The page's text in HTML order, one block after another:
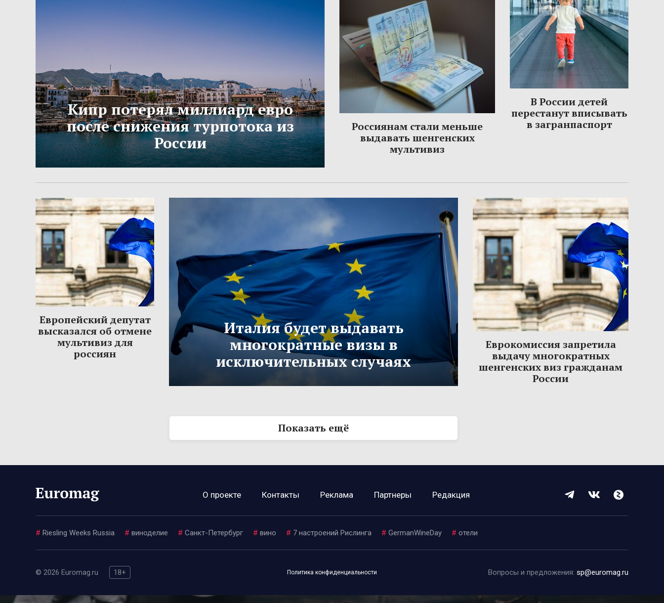
Кипр потерял миллиард евро
после снижения турпотока из
России
Россиянам стали меньше
выдавать шенгенских
мультивиз
В России детей
перестанут вписывать
в загранпаспорт
Европейский депутат
высказался об отмене
мультивиз для
россиян
Италия будет выдавать
многократные визы в
исключительных случаях
Еврокомиссия запретила
выдачу многократных
шенгенских виз гражданам
России
Показать ещё
О проекте Контакты Реклама Партнеры Редакция
# Riesling Weeks Russia # виноделие # Санкт-Петербург # вино # 7 настроений Рислинга # GermanWineDay # отели
© 2026 Euromag.ru 18+ Политика конфиденциальности Вопросы и предложения: sp@euromag.ru